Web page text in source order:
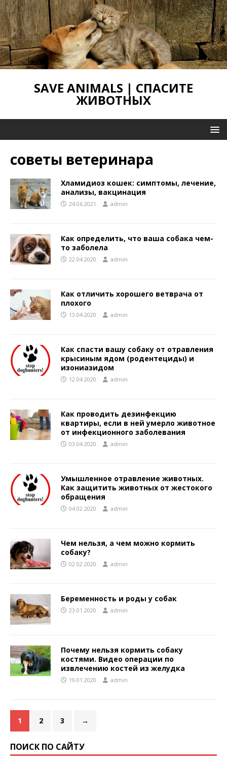
SAVE ANIMALS | СПАСИТЕ
ЖИВОТНЫХ
советы ветеринара
Хламидиоз кошек: симптомы, лечение,
анализы, вакцинация
24.06.2021 admin
Как определить, что ваша собака чем-
то заболела
22.04.2020 admin
Как отличить хорошего ветврача от
плохого
13.04.2020 admin
Как спасти вашу собаку от отравления
крысиным ядом (родентециды) и
изониазидом
12.04.2020 admin
Как проводить дезинфекцию
квартиры, если в ней умерло животное
от инфекционного заболевания
03.04.2020 admin
Умышленное отравление животных.
Как защитить животных от жестокого
обращения
04.02.2020 admin
Чем нельзя, а чем можно кормить
собаку?
02.02.2020 admin
Беременность и роды у собак
23.01.2020 admin
Почему нельзя кормить собаку
костями. Видео операции по
извлечению костей из желудка
19.01.2020 admin
1 2 3 →
ПОИСК ПО САЙТУ